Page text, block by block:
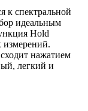
к спектральной
идеальным
Hold
измерений.
нажатием
легкий и